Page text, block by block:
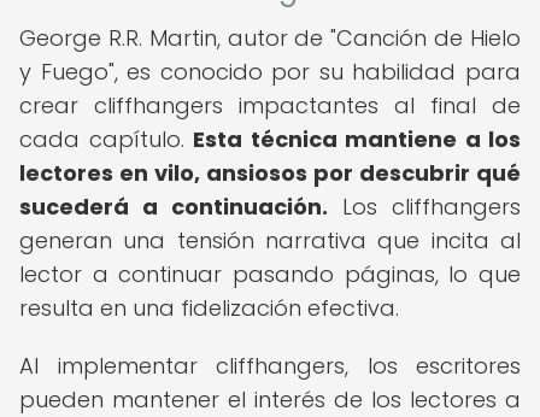
George R.R. Martin, autor de "Canción de Hielo
y Fuego", es conocido por su habilidad para
crear cliffhangers impactantes al final de
cada capítulo. Esta técnica mantiene a los
lectores en vilo, ansiosos por descubrir qué
sucederá a continuación. Los cliffhangers
generan una tensión narrativa que incita al
lector a continuar pasando páginas, lo que
resulta en una fidelización efectiva.
Al implementar cliffhangers, los escritores
pueden mantener el interés de los lectores a